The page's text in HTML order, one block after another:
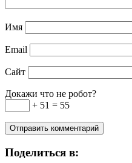
Имя
Email
Сайт
Докажи что не робот?
+ 51 = 55
Поделиться в: